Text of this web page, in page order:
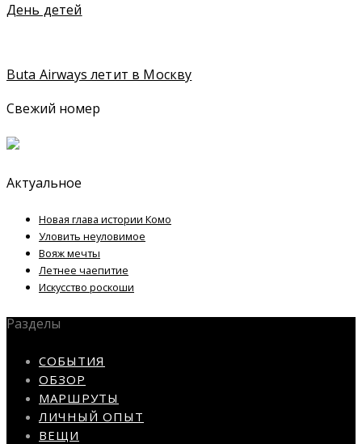
День детей
Buta Airways летит в Москву
Свежий номер
Актуальное
Новая глава истории Комо
Уловить неуловимое
Вояж мечты
Летнее чаепитие
Искусство роскоши
Разделы
СОБЫТИЯ
ОБЗОР
МАРШРУТЫ
ЛИЧНЫЙ ОПЫТ
ВЕЩИ